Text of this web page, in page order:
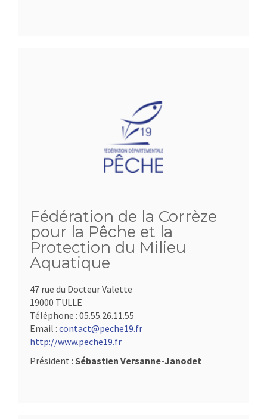
Fédération de la Corrèze
pour la Pêche et la
Protection du Milieu
Aquatique
47 rue du Docteur Valette
19000 TULLE
Téléphone : 05.55.26.11.55
Email : contact@peche19.fr
http://www.peche19.fr
Président : Sébastien Versanne-Janodet